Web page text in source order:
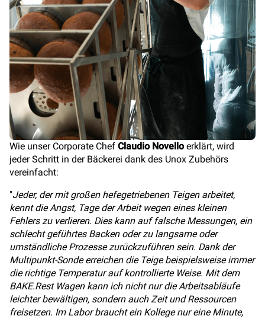
Wie unser Corporate Chef Claudio Novelloerklärt, wird
jeder Schritt in der Bäckerei dank des Unox Zubehörs
vereinfacht:
"Jeder, der mit großen hefegetriebenen Teigen arbeitet,
kennt die Angst, Tage der Arbeit wegen eines kleinen
Fehlers zu verlieren. Dies kann auf falsche Messungen, ein
schlecht geführtes Backen oder zu langsame oder
umständliche Prozesse zurückzuführen sein. Dank der
Multipunkt-Sonde erreichen die Teige beispielsweise immer
die richtige Temperatur auf kontrollierte Weise. Mit dem
BAKE.Rest Wagen kann ich nicht nur die Arbeitsabläufe
leichter bewältigen, sondern auch Zeit und Ressourcen
freisetzen. Im Labor braucht ein Kollege nur eine Minute,